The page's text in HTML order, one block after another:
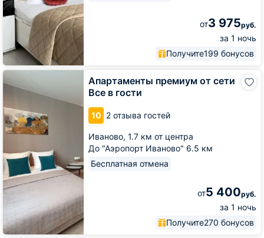
от3 975руб.
за 1 ночь
Получите199 бонусов
Апартаменты премиум от сети
Все в гости
10 2 отзыва гостей
Иваново, 1.7 км от центра
До "Аэропорт Иваново" 6.5 км
Бесплатная отмена
от5 400руб.
за 1 ночь
Получите270 бонусов
Апартаменты
премиум
сети
Все
в